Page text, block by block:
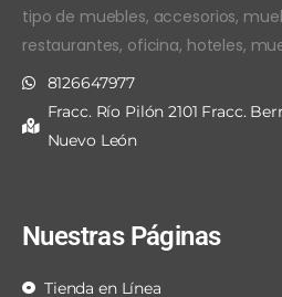
tipo de muebles, accesorios,
restaurantes, oficina, hoteles,
8126647977
Fracc. Río Pilón 2101 Fracc.
Nuevo León
Nuestras Páginas
Tienda en Línea